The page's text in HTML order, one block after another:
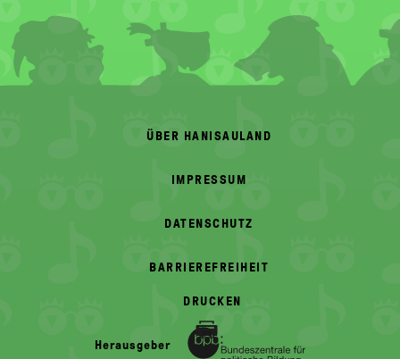
FOOTER
MENU
ÜBER HANISAULAND
IMPRESSUM
DATENSCHUTZ
BARRIEREFREIHEIT
DRUCKEN
Herausgeber